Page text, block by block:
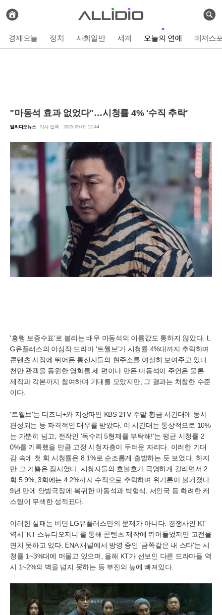
검
전
체
사
보
기
경제오늘 정치 사회일반 세계 오늘의 연예 레저스
"마동석 효과 없었다"…시청률 4% '수직 추락'
알리디오뉴스 기사 입력 : 2025-09-01 12:44
'흥행 보증수표'로 불리는 배우 마동석의 이름값도 통하지 않았다. L
G유플러스의 야심작 드라마 '트웰브'가 시청률 4%대까지 추락하며
콘텐츠 시장에 뛰어든 통신사들의 현주소를 여실히 보여주고 있다.
천만 관객을 동원한 영화를 세 편이나 만든 마동석이 주연은 물론
제작과 각본까지 참여하며 기대를 모았지만, 그 결과는 처참한 수준
이다.
'트웰브'는 디즈니+와 지상파인 KBS 2TV 주말 황금 시간대에 동시
편성되는 등 파격적인 대우를 받았다. 이 시간대는 통상적으로 10%
는 가뿐히 넘고, 전작인 '독수리 5형제를 부탁해!'는 평균 시청률 2
0%를 기록했을 만큼 고정 시청자층이 두터운 자리다. 이러한 기대
감 속에 첫 회 시청률은 8.1%로 순조롭게 출발하는 듯 보였다. 하지
만 그 기쁨은 잠시였다. 시청자들의 호불호가 극명하게 갈리면서 2
회 5.9%, 3회에는 4.2%까지 수직으로 추락하며 위기론이 불거졌다.
9년 만에 안방극장에 복귀한 마동석과 박형식, 서인국 등 화려한 캐
스팅이 무색한 성적표다.
이러한 실패는 비단 LG유플러스만의 문제가 아니다. 경쟁사인 KT
역시 'KT 스튜디오지니'를 통해 콘텐츠 제작에 뛰어들었지만 고전을
면치 못하고 있다. ENA 채널에서 방영 중인 '금쪽같은 내 스타'는 시
청률 1~3%대에 머물고 있으며, 올해 KT가 선보인 다른 드라마들 역
시 1~2%의 벽을 넘지 못하는 등 부진의 늪에 빠져있다.